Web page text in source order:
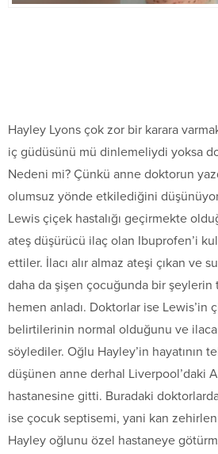
Hayley Lyons çok zor bir karara
iç güdüsünü mü dinlemeliydi yoksa
Nedeni mi? Çünkü anne doktorun
olumsuz yönde etkilediğini
Lewis çiçek hastalığı geçirmekte
ateş düşürücü ilaç olan Ibuprofen’i
ettiler. İlacı alır almaz ateşi çıkan ve
daha da şişen çocuğunda bir
hemen anladı. Doktorlar ise Lewis’in
belirtilerinin normal olduğunu ve
söylediler. Oğlu Hayley’in hayatının
düşünen anne derhal Liverpool’daki
hastanesine gitti. Buradaki
ise çocuk septisemi, yani kan
Hayley oğlunu özel hastaneye